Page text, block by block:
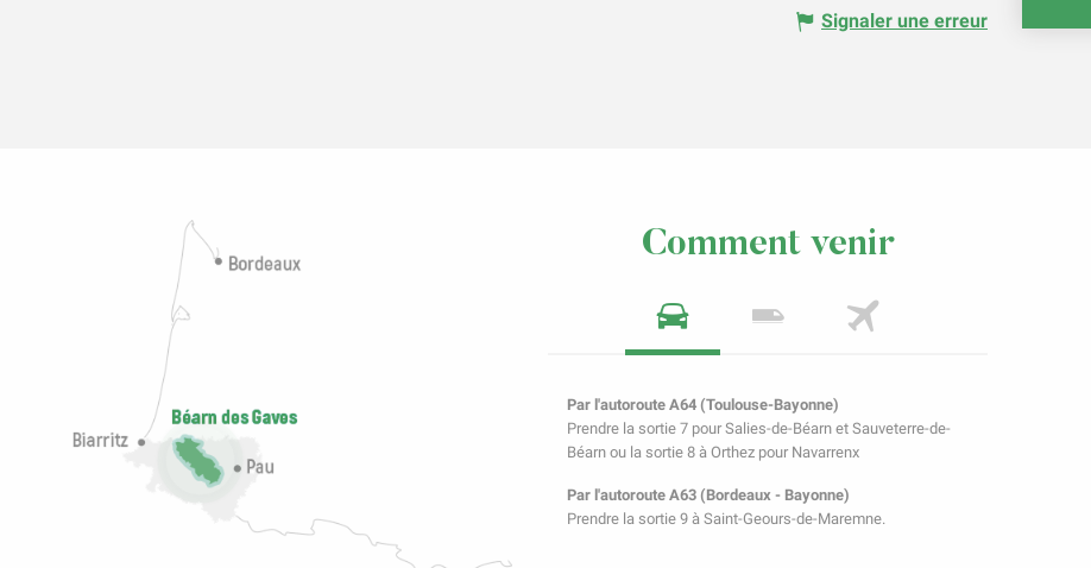
Signaler une erreur
Comment venir
Par l'autoroute A64 (Toulouse-Bayonne)
Prendre la sortie 7 pour Salies-de-Béarn et Sauveterre-de-
Béarn ou la sortie 8 à Orthez pour Navarrenx
Par l'autoroute A63 (Bordeaux - Bayonne)
Prendre la sortie 9 à Saint-Geours-de-Maremne.